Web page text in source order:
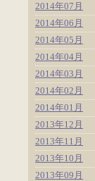
2014年07月
2014年06月
2014年05月
2014年04月
2014年03月
2014年02月
2014年01月
2013年12月
2013年11月
2013年10月
2013年09月